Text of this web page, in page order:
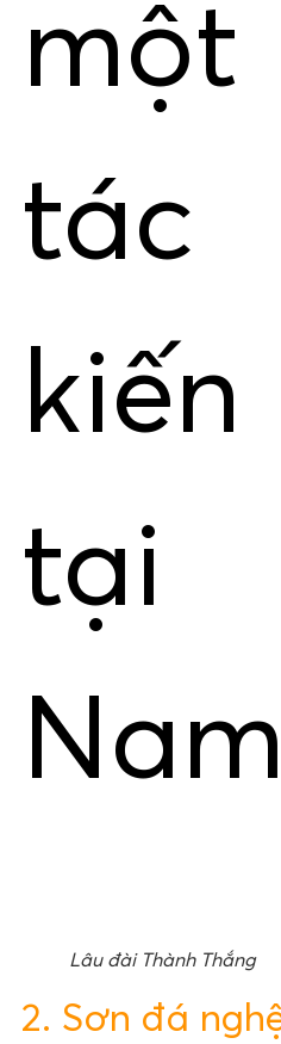
tại
Lâu đài Thành Thắng
2. Sơn đá